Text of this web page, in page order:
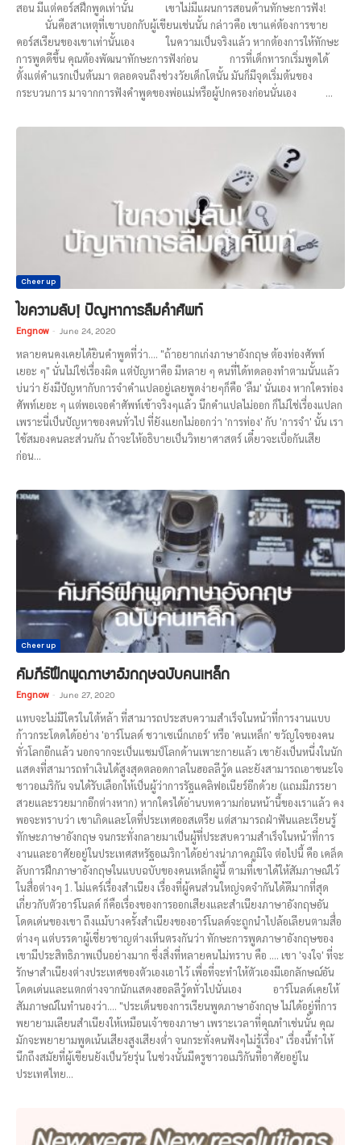
สอน มีแต่คอร์สฝึกพูดเท่านั้น เขาไม่มีแผนการสอนด้านทักษะการฟัง!
นั่นคือสาเหตุที่เขาบอกกับผู้เขียนเช่นนั้น กล่าวคือ เขาแค่ต้องการขาย
คอร์สเรียนของเขาเท่านั้นเอง ในความเป็นจริงแล้ว หากต้องการให้ทักษะ
การพูดดีขึ้น คุณต้องพัฒนาทักษะการฟังก่อน การที่เด็กทารกเริ่มพูดได้
ตั้งแต่คำแรกเป็นต้นมา ตลอดจนถึงช่วงวัยเด็กโตนั้น มันก็มีจุดเริ่มต้นของ
กระบวนการ มาจากการฟังคำพูดของพ่อแม่หรือผู้ปกครองก่อนนั่นเอง ...
Cheer up
ไขความลับ! ปัญหาการลืมคำศัพท์
Engnow - June 24, 2020
หลายคนคงเคยได้ยินคำพูดที่ว่า…. "ถ้าอยากเก่งภาษาอังกฤษ ต้องท่องศัพท์
เยอะ ๆ" นั่นไม่ใช่เรื่องผิด แต่ปัญหาคือ มีหลาย ๆ คนที่ได้ทดลองทำตามนั้นแล้ว
บ่นว่า ยังมีปัญหากับการจำคำแปลอยู่เลยพูดง่ายๆก็คือ 'ลืม' นั่นเอง หากใครท่อง
ศัพท์เยอะ ๆ แต่พอเจอคำศัพท์เข้าจริงๆแล้ว นึกคำแปลไม่ออก ก็ไม่ใช่เรื่องแปลก
เพราะนี่เป็นปัญหาของคนทั่วไป ที่ยังแยกไม่ออกว่า 'การท่อง' กับ 'การจำ' นั้น เรา
ใช้สมองคนละส่วนกัน ถ้าจะให้อธิบายเป็นวิทยาศาสตร์ เดี๋ยวจะเบื่อกันเสีย
ก่อน...
Cheer up
คัมภีร์ฝึกพูดภาษาอังกฤษฉบับคนเหล็ก
Engnow - June 27, 2020
แทบจะไม่มีใครในใต้หล้า ที่สามารถประสบความสำเร็จในหน้าที่การงานแบบ
ก้าวกระโดดได้อย่าง 'อาร์โนลด์ ชวาเซเน็กเกอร์' หรือ 'คนเหล็ก' ขวัญใจของคน
ทั่วโลกอีกแล้ว นอกจากจะเป็นแชมป์โลกด้านเพาะกายแล้ว เขายังเป็นหนึ่งในนัก
แสดงที่สามารถทำเงินได้สูงสุดตลอดกาลในฮอลลีวู้ด และยังสามารถเอาชนะใจ
ชาวอเมริกัน จนได้รับเลือกให้เป็นผู้ว่าการรัฐแคลิฟอเนียร์อีกด้วย (แถมมีภรรยา
สวยและรวยมากอีกต่างหาก) หากใครได้อ่านบทความก่อนหน้านี้ของเราแล้ว คง
พอจะทราบว่า เขาเกิดและโตที่ประเทศออสเตรีย แต่สามารถฝ่าฟันและเรียนรู้
ทักษะภาษาอังกฤษ จนกระทั่งกลายมาเป็นผู้ที่ประสบความสำเร็จในหน้าที่การ
งานและอาศัยอยู่ในประเทศสหรัฐอเมริกาได้อย่างน่าภาคภูมิใจ ต่อไปนี้ คือ เคล็ด
ลับการฝึกภาษาอังกฤษในแบบฉบับของคนเหล็กผู้นี้ ตามที่เขาได้ให้สัมภาษณ์ไว้
ในสื่อต่างๆ 1. ไม่แคร์เรื่องสำเนียง เรื่องที่ผู้คนส่วนใหญ่จดจำกันได้ดีมากที่สุด
เกี่ยวกับตัวอาร์โนลด์ ก็คือเรื่องของการออกเสียงและสำเนียงภาษาอังกฤษอัน
โดดเด่นของเขา ถึงแม้บางครั้งสำเนียงของอาร์โนลด์จะถูกนำไปล้อเลียนตามสื่อ
ต่างๆ แต่บรรดาผู้เชี่ยวชาญต่างเห็นตรงกันว่า ทักษะการพูดภาษาอังกฤษของ
เขามีประสิทธิภาพเป็นอย่างมาก ซึ่งสิ่งที่หลายคนไม่ทราบ คือ …. เขา 'จงใจ' ที่จะ
รักษาสำเนียงต่างประเทศของตัวเองเอาไว้ เพื่อที่จะทำให้ตัวเองมีเอกลักษณ์อัน
โดดเด่นและแตกต่างจากนักแสดงฮอลลีวู้ดทั่วไปนั่นเอง อาร์โนลด์เคยให้
สัมภาษณ์ในทำนองว่า…. "ประเด็นของการเรียนพูดภาษาอังกฤษ ไม่ได้อยู่ที่การ
พยายามเลียนสำเนียงให้เหมือนเจ้าของภาษา เพราะเวลาที่คุณทำเช่นนั้น คุณ
มักจะพยายามพูดเน้นเสียงสูงเสียงต่ำ จนกระทั่งคนฟังๆไม่รู้เรื่อง" เรื่องนี้ทำให้
นึกถึงสมัยที่ผู้เขียนยังเป็นวัยรุ่น ในช่วงนั้นมีครูชาวอเมริกันที่อาศัยอยู่ใน
ประเทศไทย...